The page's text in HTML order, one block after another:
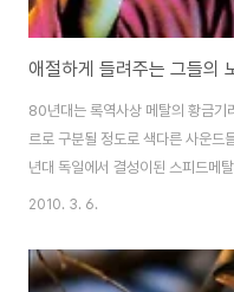
80년대는 록역사상 메탈의 황금기
르로 구분될 정도로 색다른 사운
년대 독일에서 결성이된 스피드메
라고 불렀다. 스피드메탈의 혜성처
년 정규앨범 3집에수록된
래 Keeper of the Seven Keys
2010. 3. 6.